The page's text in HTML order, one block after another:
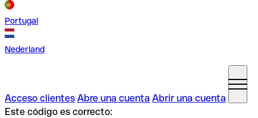
Portugal
Nederland
Acceso clientes Abre una cuenta Abrir una cuenta
Este código es correcto: